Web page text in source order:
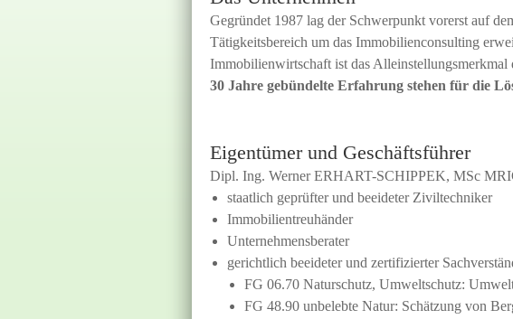
Gegründet 1987 lag der Schwerpunkt vorerst auf
Tätigkeitsbereich um das Immobilienconsulting
Immobilienwirtschaft ist das Alleinstellungsmerkmal
30 Jahre gebündelte Erfahrung stehen für die
Eigentümer und Geschäftsführer
Dipl. Ing. Werner ERHART-SCHIPPEK, MSc
staatlich geprüfter und beeideter Ziviltechniker
Immobilientreuhänder
Unternehmensberater
gerichtlich beeideter und zertifizierter
FG 06.70 Naturschutz, Umweltschutz:
FG 48.90 unbelebte Natur: Schätzung von